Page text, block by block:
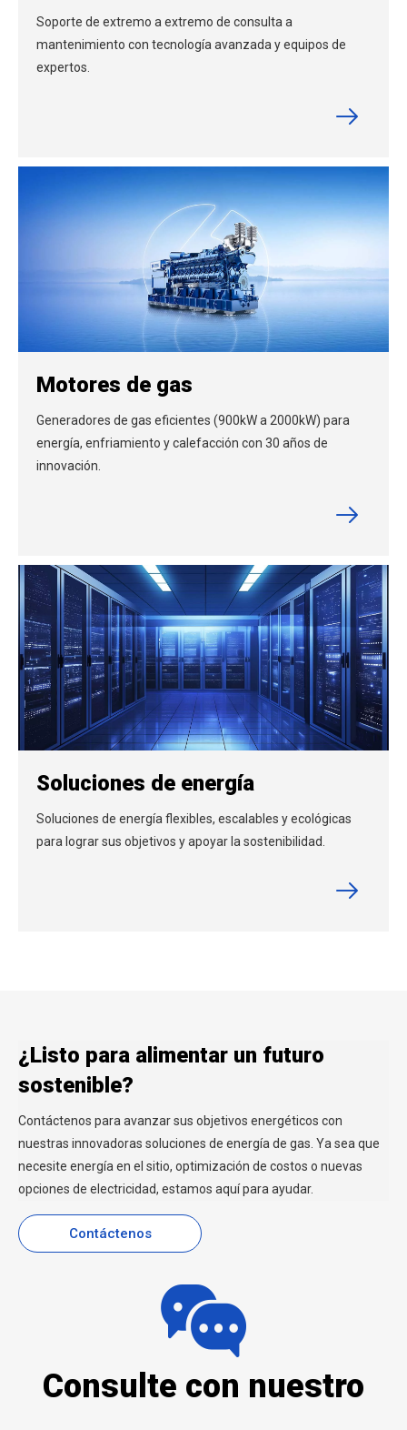
Soporte de extremo a extremo de consulta a
mantenimiento con tecnología avanzada y equipos de
expertos.
Motores de gas
Generadores de gas eficientes (900kW a 2000kW) para
energía, enfriamiento y calefacción con 30 años de
innovación.
Soluciones de energía
Soluciones de energía flexibles, escalables y ecológicas
para lograr sus objetivos y apoyar la sostenibilidad.
¿Listo para alimentar un futuro
sostenible?
Contáctenos para avanzar sus objetivos energéticos con
nuestras innovadoras soluciones de energía de gas. Ya sea que
necesite energía en el sitio, optimización de costos o nuevas
opciones de electricidad, estamos aquí para ayudar.
Contáctenos
Consulte con nuestro